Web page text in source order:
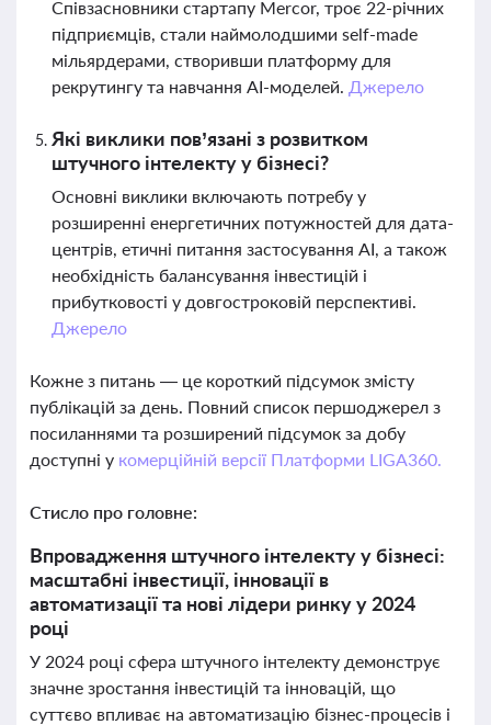
Співзасновники стартапу Mercor, троє 22-річних
підприємців, стали наймолодшими self-made
мільярдерами, створивши платформу для
рекрутингу та навчання AI-моделей. Джерело
Які виклики пов’язані з розвитком
штучного інтелекту у бізнесі?
Основні виклики включають потребу у
розширенні енергетичних потужностей для дата-
центрів, етичні питання застосування AI, а також
необхідність балансування інвестицій і
прибутковості у довгостроковій перспективі.
Джерело
Кожне з питань — це короткий підсумок змісту
публікацій за день. Повний список першоджерел з
посиланнями та розширений підсумок за добу
доступні у комерційній версії Платформи LIGA360.
Стисло про головне:
Впровадження штучного інтелекту у бізнесі:
масштабні інвестиції, інновації в
автоматизації та нові лідери ринку у 2024
році
У 2024 році сфера штучного інтелекту демонструє
значне зростання інвестицій та інновацій, що
суттєво впливає на автоматизацію бізнес-процесів і